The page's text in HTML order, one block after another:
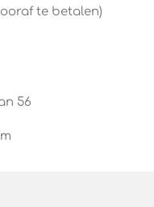
te betalen)
56